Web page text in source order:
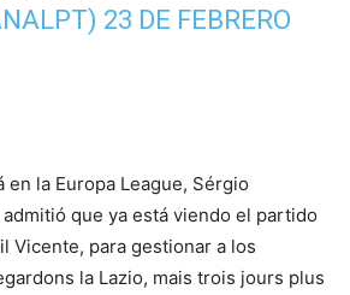
23 DE FEBRERO
en la Europa League, Sérgio
que ya está viendo el partido
Vicente, para gestionar a los
la Lazio, mais trois jours plus